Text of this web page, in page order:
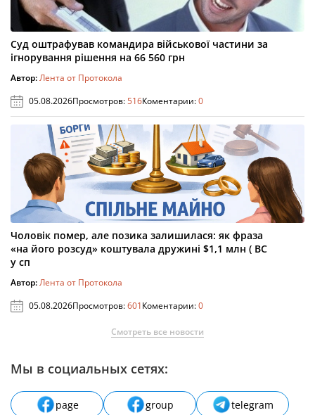
Суд оштрафував командира військової частини за
ігнорування рішення на 66 560 грн
Автор:Лента от Протокола
05.08.2026Просмотров:516Коментарии:0
Чоловік помер, але позика залишилася: як фраза
«на його розсуд» коштувала дружині $1,1 млн ( ВС
у сп
Автор:Лента от Протокола
05.08.2026Просмотров:601Коментарии:0
Смотреть все новости
Мы в социальных сетях:
page group
telegram